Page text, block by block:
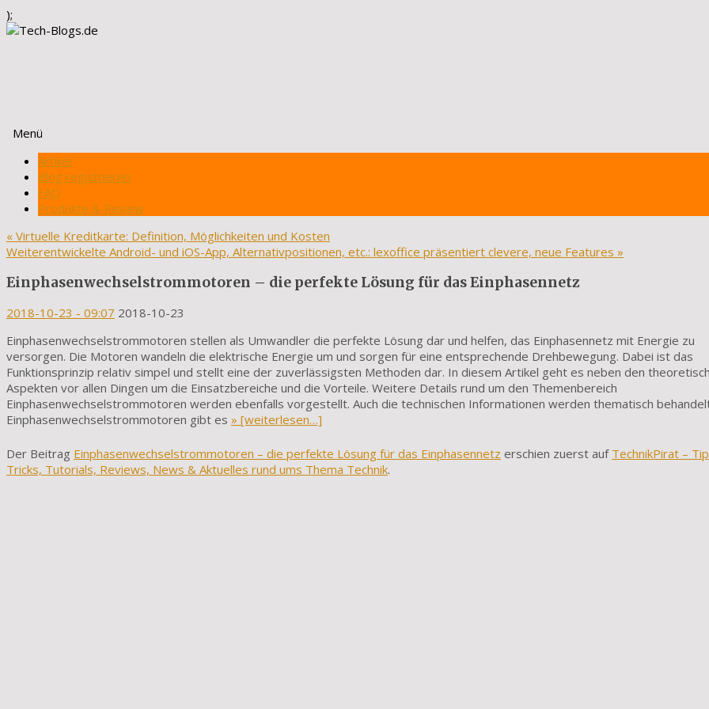
);
Menü
Zum
Inhalt
springen
Artikel
Blog registrieren
FAQ
Produkte & Review
« Virtuelle Kreditkarte: Definition, Möglichkeiten und Kosten
Weiterentwickelte Android- und iOS-App, Alternativpositionen, etc.: lexoffice präsentiert clevere, neue Features »
Einphasenwechselstrommotoren – die perfekte Lösung für das Einphasennetz
2018-10-23 - 09:07 2018-10-23
Einphasenwechselstrommotoren stellen als Umwandler die perfekte Lösung dar und helfen, das Einphasennetz mit Energie zu
versorgen. Die Motoren wandeln die elektrische Energie um und sorgen für eine entsprechende Drehbewegung. Dabei ist das
Funktionsprinzip relativ simpel und stellt eine der zuverlässigsten Methoden dar. In diesem Artikel geht es neben den
Aspekten vor allen Dingen um die Einsatzbereiche und die Vorteile. Weitere Details rund um den Themenbereich
Einphasenwechselstrommotoren werden ebenfalls vorgestellt. Auch die technischen Informationen werden thematisch
Einphasenwechselstrommotoren gibt es » [weiterlesen…]
Der Beitrag Einphasenwechselstrommotoren – die perfekte Lösung für das Einphasennetz erschien zuerst auf TechnikPirat –
Tricks, Tutorials, Reviews, News & Aktuelles rund ums Thema Technik.